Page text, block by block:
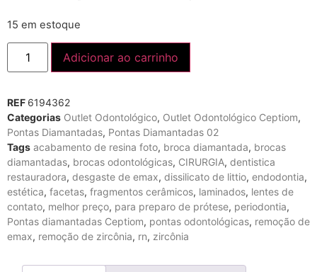
15 em estoque
Adicionar ao carrinho
REF 6194362
Categorias Outlet Odontológico, Outlet Odontológico Ceptiom,
Pontas Diamantadas, Pontas Diamantadas 02
Tags acabamento de resina foto, broca diamantada, brocas
diamantadas, brocas odontológicas, CIRURGIA, dentistica
restauradora, desgaste de emax, dissilicato de littio, endodontia,
estética, facetas, fragmentos cerâmicos, laminados, lentes de
contato, melhor preço, para preparo de prótese, periodontia,
Pontas diamantadas Ceptiom, pontas odontológicas, remoção de
emax, remoção de zircônia, rn, zircônia